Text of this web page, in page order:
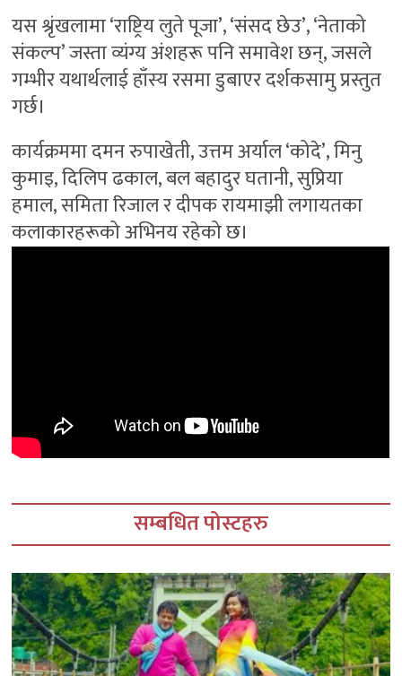
यस श्रृंखलामा ‘राष्ट्रिय लुते पूजा’, ‘संसद छेउ’, ‘नेताको
संकल्प’ जस्ता व्यंग्य अंशहरू पनि समावेश छन्, जसले
गम्भीर यथार्थलाई हाँस्य रसमा डुबाएर दर्शकसामु प्रस्तुत
गर्छ।
कार्यक्रममा दमन रुपाखेती, उत्तम अर्याल ‘कोदे’, मिनु
कुमाइ, दिलिप ढकाल, बल बहादुर घतानी, सुप्रिया
हमाल, समिता रिजाल र दीपक रायमाझी लगायतका
कलाकारहरूको अभिनय रहेको छ।
सम्बधित पोस्टहरु